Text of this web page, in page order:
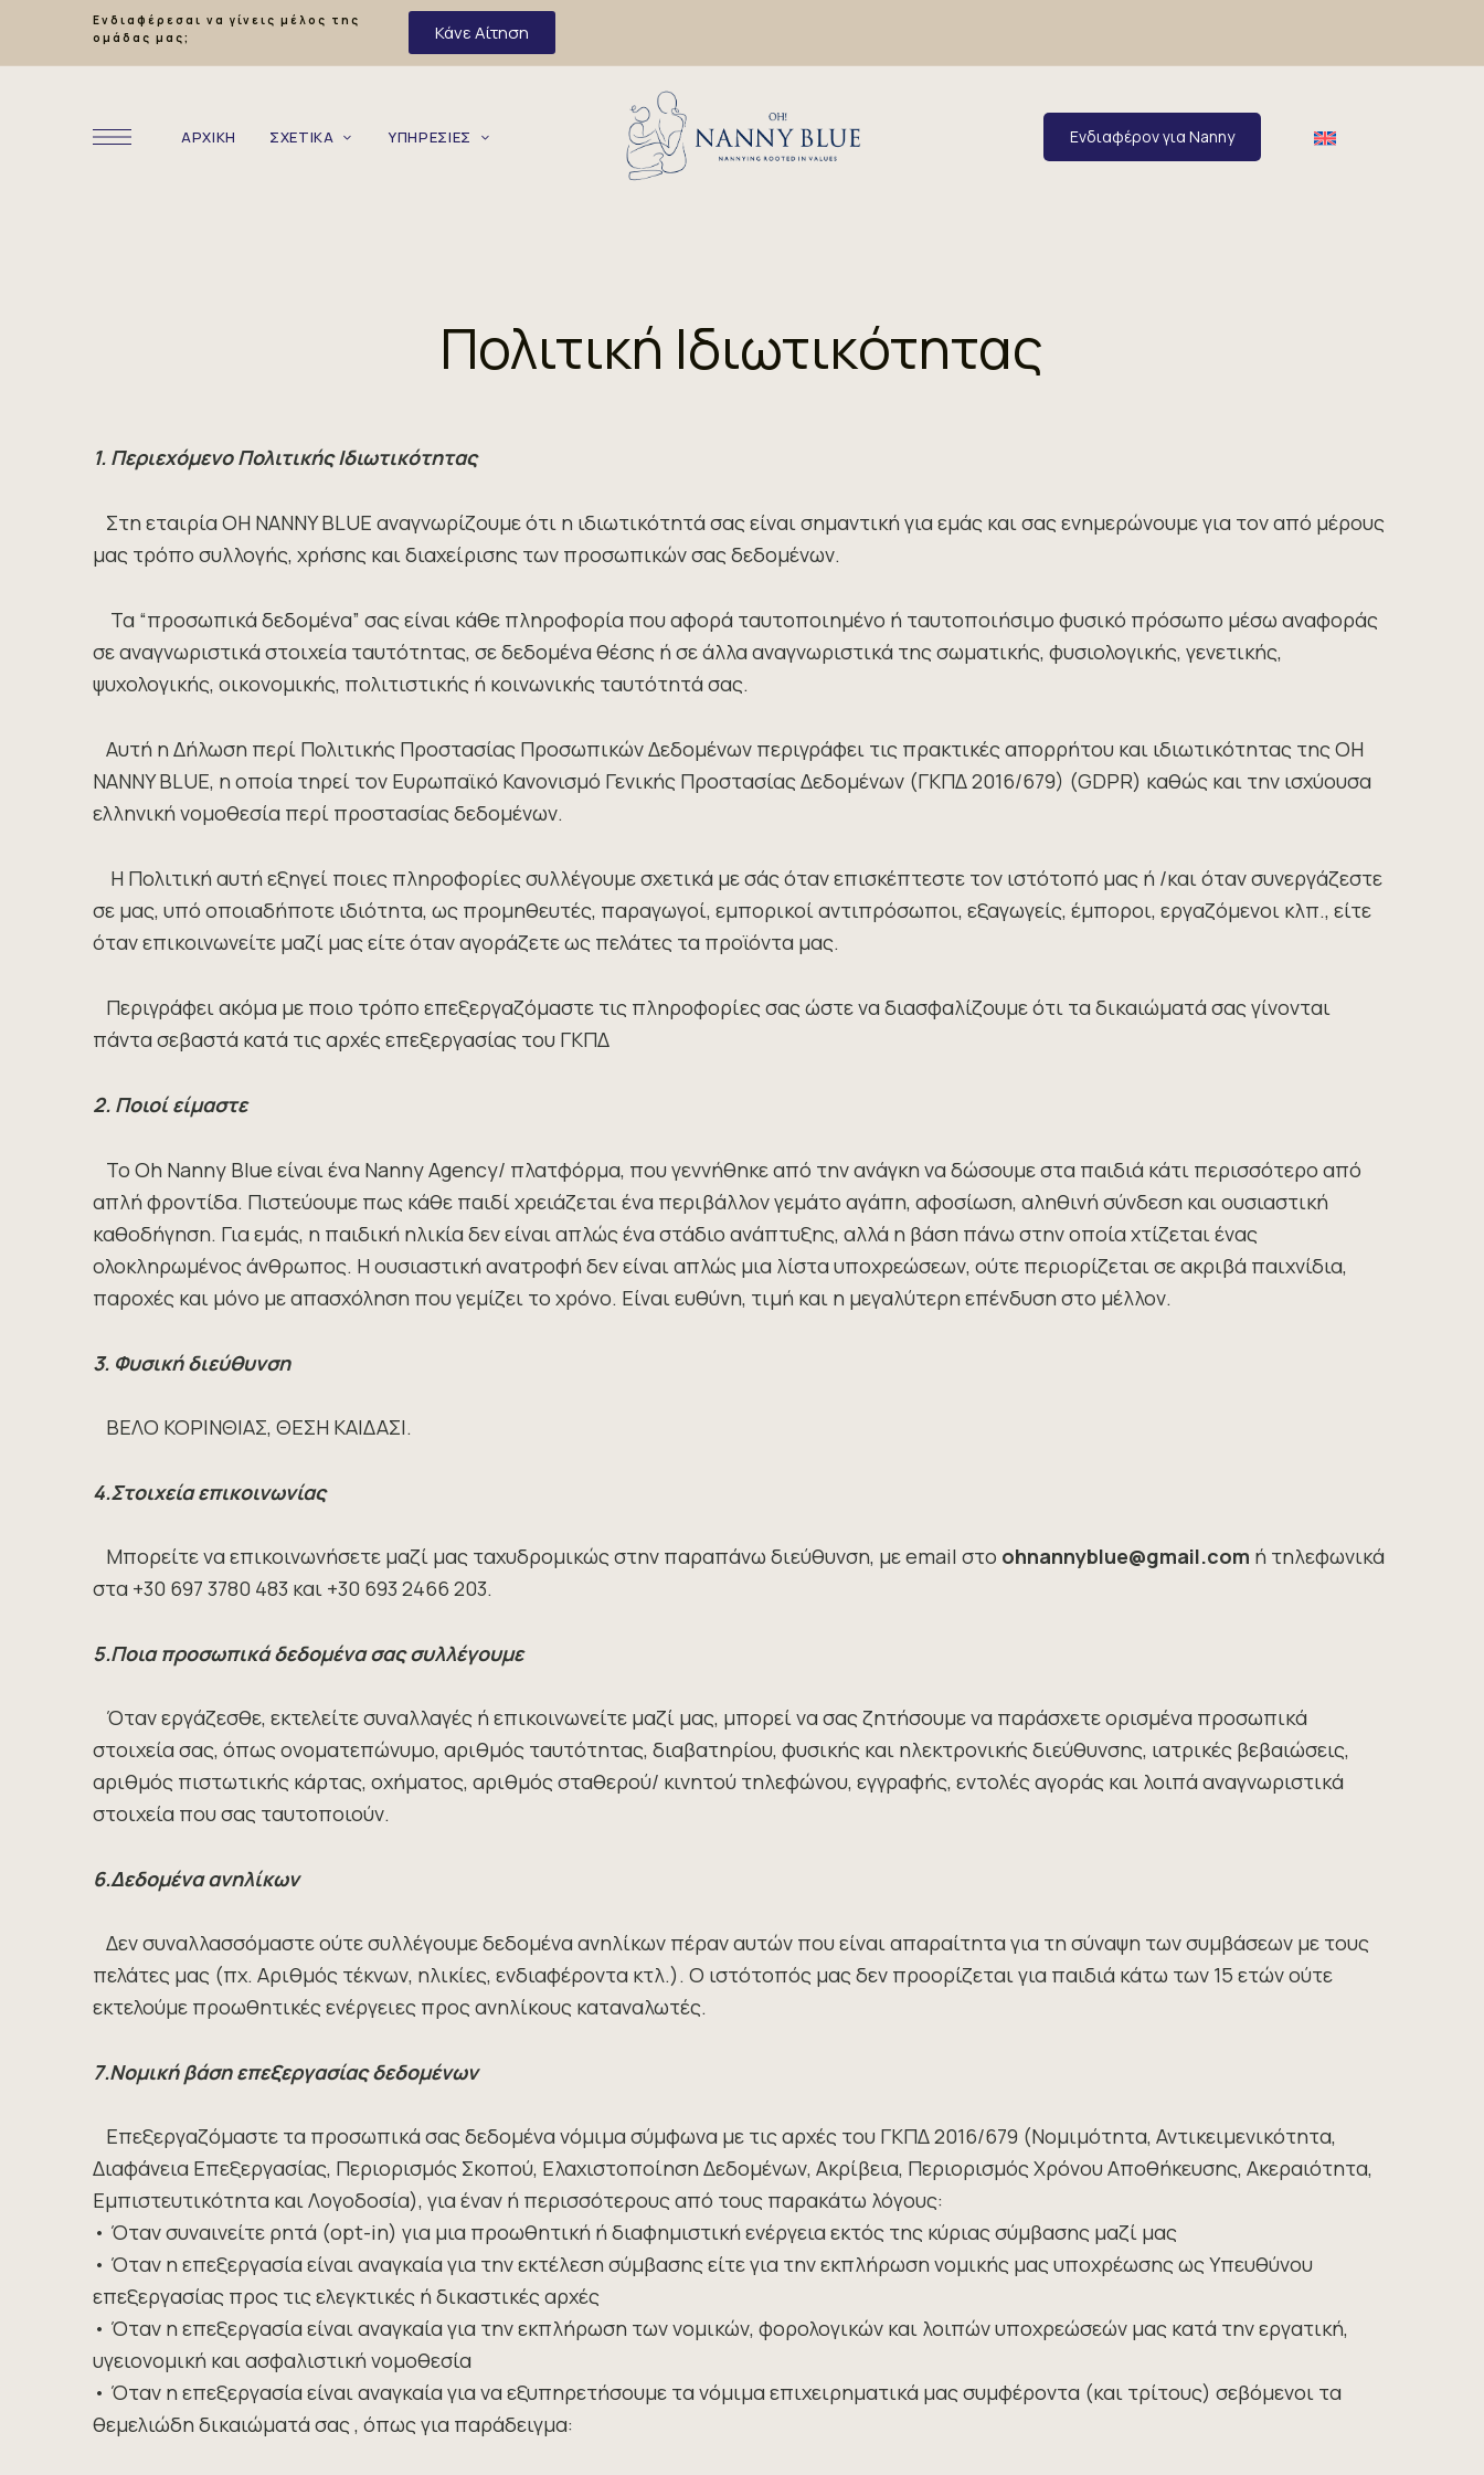
Ενδιαφέρεσαι να γίνεις μέλος της
ομάδας μας;
Κάνε Αίτηση
ΑΡΧΙΚΗ ΣΧΕΤΙΚΑ ΥΠΗΡΕΣΙΕΣ Ενδιαφέρον για Nanny
Πολιτική Ιδιωτικότητας
1. Περιεχόμενο Πολιτικής Ιδιωτικότητας
Στη εταιρία OH NANNY BLUE αναγνωρίζουμε ότι η ιδιωτικότητά σας είναι σημαντική για εμάς και σας ενημερώνουμε για τον από μέρους
μας τρόπο συλλογής, χρήσης και διαχείρισης των προσωπικών σας δεδομένων.
Τα “προσωπικά δεδομένα” σας είναι κάθε πληροφορία που αφορά ταυτοποιημένο ή ταυτοποιήσιμο φυσικό πρόσωπο μέσω αναφοράς
σε αναγνωριστικά στοιχεία ταυτότητας, σε δεδομένα θέσης ή σε άλλα αναγνωριστικά της σωματικής, φυσιολογικής, γενετικής,
ψυχολογικής, οικονομικής, πολιτιστικής ή κοινωνικής ταυτότητά σας.
Αυτή η Δήλωση περί Πολιτικής Προστασίας Προσωπικών Δεδομένων περιγράφει τις πρακτικές απορρήτου και ιδιωτικότητας της OH
NANNY BLUE, η οποία τηρεί τον Ευρωπαϊκό Κανονισμό Γενικής Προστασίας Δεδομένων (ΓΚΠΔ 2016/679) (GDPR) καθώς και την ισχύουσα
ελληνική νομοθεσία περί προστασίας δεδομένων.
Η Πολιτική αυτή εξηγεί ποιες πληροφορίες συλλέγουμε σχετικά με σάς όταν επισκέπτεστε τον ιστότοπό μας ή /και όταν συνεργάζεστε
σε μας, υπό οποιαδήποτε ιδιότητα, ως προμηθευτές, παραγωγοί, εμπορικοί αντιπρόσωποι, εξαγωγείς, έμποροι, εργαζόμενοι κλπ., είτε
όταν επικοινωνείτε μαζί μας είτε όταν αγοράζετε ως πελάτες τα προϊόντα μας.
Περιγράφει ακόμα με ποιο τρόπο επεξεργαζόμαστε τις πληροφορίες σας ώστε να διασφαλίζουμε ότι τα δικαιώματά σας γίνονται
πάντα σεβαστά κατά τις αρχές επεξεργασίας του ΓΚΠΔ
2. Ποιοί είμαστε
Το Oh Nanny Blue είναι ένα Nanny Agency/ πλατφόρμα, που γεννήθηκε από την ανάγκη να δώσουμε στα παιδιά κάτι περισσότερο από
απλή φροντίδα. Πιστεύουμε πως κάθε παιδί χρειάζεται ένα περιβάλλον γεμάτο αγάπη, αφοσίωση, αληθινή σύνδεση και ουσιαστική
καθοδήγηση. Για εμάς, η παιδική ηλικία δεν είναι απλώς ένα στάδιο ανάπτυξης, αλλά η βάση πάνω στην οποία χτίζεται ένας
ολοκληρωμένος άνθρωπος. Η ουσιαστική ανατροφή δεν είναι απλώς μια λίστα υποχρεώσεων, ούτε περιορίζεται σε ακριβά παιχνίδια,
παροχές και μόνο με απασχόληση που γεμίζει το χρόνο. Είναι ευθύνη, τιμή και η μεγαλύτερη επένδυση στο μέλλον.
3. Φυσική διεύθυνση
ΒΕΛΟ ΚΟΡΙΝΘΙΑΣ, ΘΕΣΗ ΚΑΙΔΑΣΙ.
4.Στοιχεία επικοινωνίας
Μπορείτε να επικοινωνήσετε μαζί μας ταχυδρομικώς στην παραπάνω διεύθυνση, με email στο ohnannyblue@gmail.com ή τηλεφωνικά
στα +30 697 3780 483 και +30 693 2466 203.
5.Ποια προσωπικά δεδομένα σας συλλέγουμε
Όταν εργάζεσθε, εκτελείτε συναλλαγές ή επικοινωνείτε μαζί μας, μπορεί να σας ζητήσουμε να παράσχετε ορισμένα προσωπικά
στοιχεία σας, όπως ονοματεπώνυμο, αριθμός ταυτότητας, διαβατηρίου, φυσικής και ηλεκτρονικής διεύθυνσης, ιατρικές βεβαιώσεις,
αριθμός πιστωτικής κάρτας, οχήματος, αριθμός σταθερού/ κινητού τηλεφώνου, εγγραφής, εντολές αγοράς και λοιπά αναγνωριστικά
στοιχεία που σας ταυτοποιούν.
6.Δεδομένα ανηλίκων
Δεν συναλλασσόμαστε ούτε συλλέγουμε δεδομένα ανηλίκων πέραν αυτών που είναι απαραίτητα για τη σύναψη των συμβάσεων με τους
πελάτες μας (πχ. Αριθμός τέκνων, ηλικίες, ενδιαφέροντα κτλ.). Ο ιστότοπός μας δεν προορίζεται για παιδιά κάτω των 15 ετών ούτε
εκτελούμε προωθητικές ενέργειες προς ανηλίκους καταναλωτές.
7.Νομική βάση επεξεργασίας δεδομένων
Επεξεργαζόμαστε τα προσωπικά σας δεδομένα νόμιμα σύμφωνα με τις αρχές του ΓΚΠΔ 2016/679 (Νομιμότητα, Αντικειμενικότητα,
Διαφάνεια Επεξεργασίας, Περιορισμός Σκοπού, Ελαχιστοποίηση Δεδομένων, Ακρίβεια, Περιορισμός Χρόνου Αποθήκευσης, Ακεραιότητα,
Εμπιστευτικότητα και Λογοδοσία), για έναν ή περισσότερους από τους παρακάτω λόγους:
• Όταν συvαινείτε ρητά (opt-in) για μια προωθητική ή διαφημιστική ενέργεια εκτός της κύριας σύμβασης μαζί μας
• Όταν η επεξεργασία είναι αναγκαία για την εκτέλεση σύμβασης είτε για την εκπλήρωση νομικής μας υποχρέωσης ως Υπευθύνου
επεξεργασίας προς τις ελεγκτικές ή δικαστικές αρχές
• Όταν η επεξεργασία είναι αναγκαία για την εκπλήρωση των νομικών, φορολογικών και λοιπών υποχρεώσεών μας κατά την εργατική,
υγειονομική και ασφαλιστική νομοθεσία
• Όταν η επεξεργασία είναι αναγκαία για να εξυπηρετήσουμε τα νόμιμα επιχειρηματικά μας συμφέροντα (και τρίτους) σεβόμενοι τα
θεμελιώδη δικαιώματά σας , όπως για παράδειγμα: